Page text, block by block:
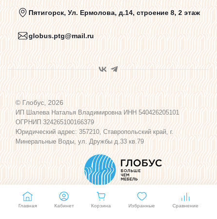
Политика конфиденциальности
Пользовательское соглашение
Программа лояльности
Карта сайта
Пятигорск, Ул. Ермолова, д.14, строение 8, 2 этаж
globus.ptg@mail.ru
© Глобус, 2026
ИП Шалева Наталья Владимировна ИНН 540426205101
ОГРНИП 324265100166379
Юридический адрес: 357210, Ставропольский край, г.
Минеральные Воды, ул. Дружбы д.33 кв.79
Главная Кабинет Корзина Избранные Сравнение